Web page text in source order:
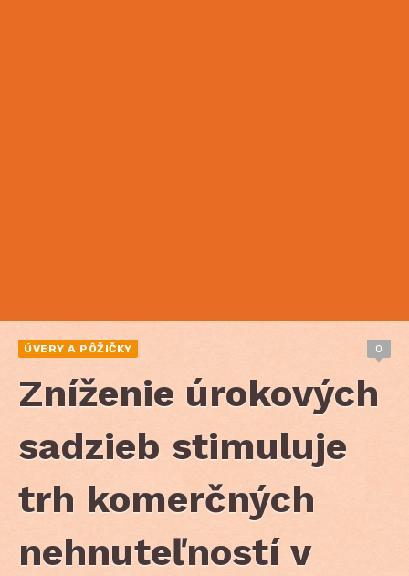
ÚVERY A PÔŽIČKY 0
Zníženie úrokových
sadzieb stimuluje
trh komerčných
nehnuteľností v